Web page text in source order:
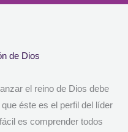
de Dios
el reino de Dios debe
éste es el perfil del líder
es comprender todos